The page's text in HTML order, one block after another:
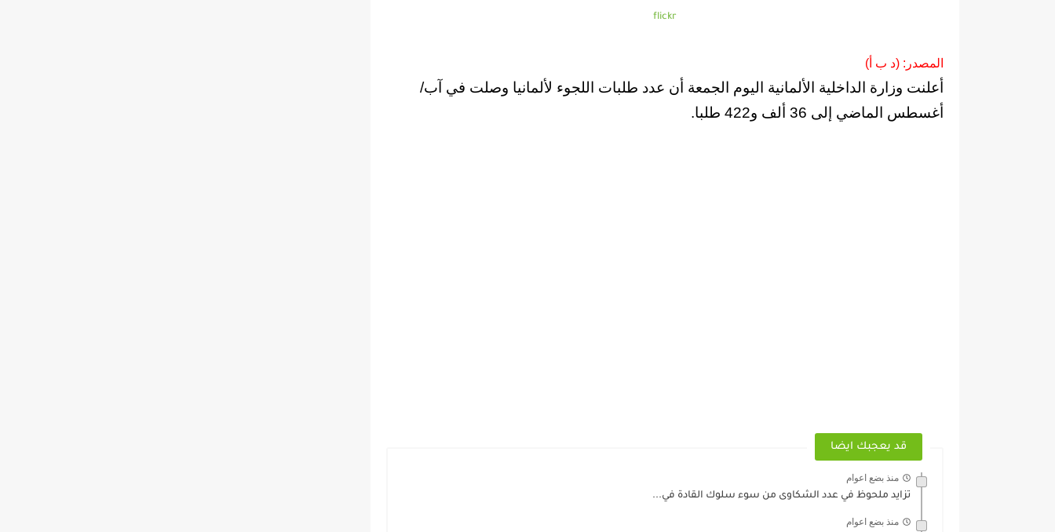
flickr
المصدر: (د ب أ)
أعلنت وزارة الداخلية الألمانية اليوم الجمعة أن عدد طلبات اللجوء لألمانيا وصلت في آب/
أغسطس الماضي إلى 36 ألف و422 طلبا.
قد يعجبك ايضا
منذ بضع اعوام
تزايد ملحوظ في عدد الشكاوى من سوء سلوك القادة في...
منذ بضع اعوام